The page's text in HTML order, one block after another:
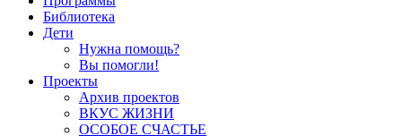
Библиотека
Дети
Нужна помощь?
Вы помогли!
Проекты
Архив проектов
ВКУС ЖИЗНИ
ОСОБОЕ СЧАСТЬЕ